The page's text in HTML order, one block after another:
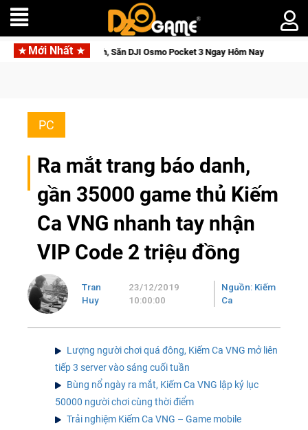
Mới Nhất
Thức Tỉnh, Săn DJI Osmo Pocket 3 Ngay Hôm Nay
PC
Ra mắt trang báo danh,
gần 35000 game thủ Kiếm
Ca VNG nhanh tay nhận
VIP Code 2 triệu đồng
Tran
Huy
23/12/2019
10:00:00
Nguồn: Kiếm
Ca
Lượng người chơi quá đông, Kiếm Ca VNG mở liên
tiếp 3 server vào sáng cuối tuần
Bùng nổ ngày ra mắt, Kiếm Ca VNG lập kỷ lục
50000 người chơi cùng thời điểm
Trải nghiệm Kiếm Ca VNG – Game mobile